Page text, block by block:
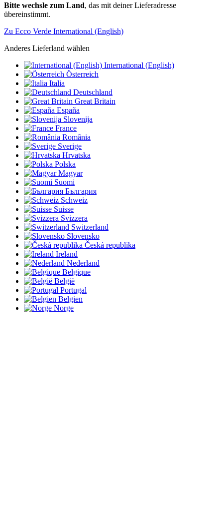
Bitte wechsle zum Land, das mit deiner Lieferadresse
übereinstimmt.
Zu Ecco Verde International (English)
Anderes Lieferland wählen
International (English)
Österreich
Italia
Deutschland
Great Britain
España
Slovenija
France
România
Sverige
Hrvatska
Polska
Magyar
Suomi
България
Schweiz
Suisse
Svizzera
Switzerland
Slovensko
Česká republika
Ireland
Nederland
Belgique
België
Portugal
Belgien
Norge